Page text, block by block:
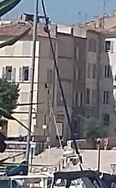
foi,
charité"